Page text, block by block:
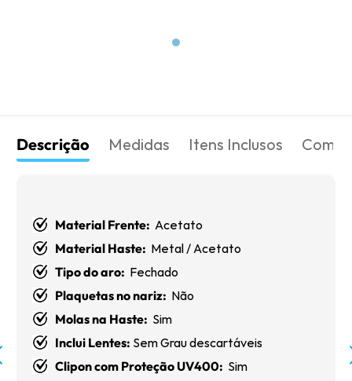
Descrição Medidas Itens Inclusos Como
Material Frente: Acetato
Material Haste: Metal / Acetato
Tipo do aro: Fechado
Plaquetas no nariz: Não
Molas na Haste: Sim
Inclui Lentes: Sem Grau descartáveis
Clipon com Proteção UV400: Sim